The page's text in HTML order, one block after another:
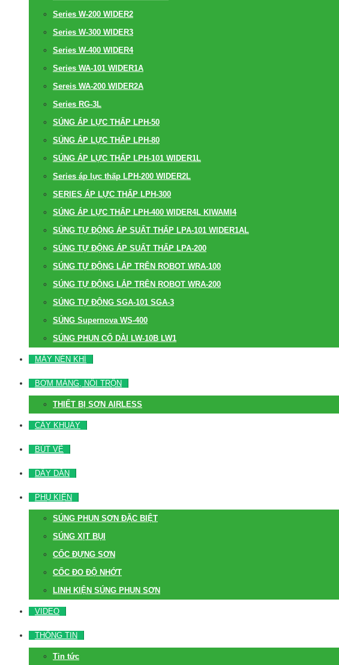
Series W-200 WIDER2
Series W-300 WIDER3
Series W-400 WIDER4
Series WA-101 WIDER1A
Sereis WA-200 WIDER2A
Series RG-3L
SÚNG ÁP LỰC THẤP LPH-50
SÚNG ÁP LỰC THẤP LPH-80
SÚNG ÁP LỰC THẤP LPH-101 WIDER1L
Series áp lực thấp LPH-200 WIDER2L
SERIES ÁP LỰC THẤP LPH-300
SÚNG ÁP LỰC THẤP LPH-400 WIDER4L KIWAMI4
SÚNG TỰ ĐỘNG ÁP SUẤT THẤP LPA-101 WIDER1AL
SÚNG TỰ ĐỘNG ÁP SUẤT THẤP LPA-200
SÚNG TỰ ĐỘNG LẮP TRÊN ROBOT WRA-100
SÚNG TỰ ĐỘNG LẮP TRÊN ROBOT WRA-200
SÚNG TỰ ĐỘNG SGA-101 SGA-3
SÚNG Supernova WS-400
SÚNG PHUN CỔ DÀI LW-10B LW1
MÁY NÉN KHÍ
BƠM MÀNG, NỒI TRỘN
THIẾT BỊ SƠN AIRLESS
CÂY KHUẤY
BÚT VẼ
DÂY DẪN
PHỤ KIỆN
SÚNG PHUN SƠN ĐẶC BIỆT
SÚNG XỊT BỤI
CỐC ĐỰNG SƠN
CỐC ĐO ĐỘ NHỚT
LINH KIỆN SÚNG PHUN SƠN
VIDEO
THÔNG TIN
Tin tức